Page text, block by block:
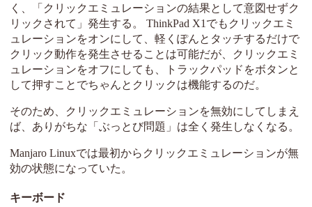
く、「クリックエミュレーションの結果として意図せずク
リックされて」発生する。 ThinkPad X1でもクリックエミ
ュレーションをオンにして、軽くぽんとタッチするだけで
クリック動作を発生させることは可能だが、クリックエミ
ュレーションをオフにしても、トラックパッドをボタンと
して押すことでちゃんとクリックは機能するのだ。
そのため、クリックエミュレーションを無効にしてしまえ
ば、ありがちな「ぶっとび問題」は全く発生しなくなる。
Manjaro Linuxでは最初からクリックエミュレーションが無
効の状態になっていた。
キーボード